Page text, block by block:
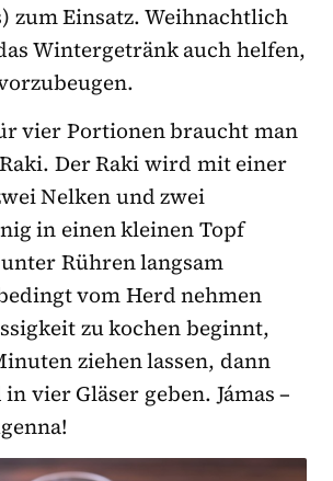
zum Einsatz. Weihnachtlich
Wintergetränk auch helfen,
vier Portionen braucht man
Der Raki wird mit einer
Nelken und zwei
in einen kleinen Topf
Rühren langsam
vom Herd nehmen
zu kochen beginnt,
ziehen lassen, dann
vier Gläser geben. Jámas –